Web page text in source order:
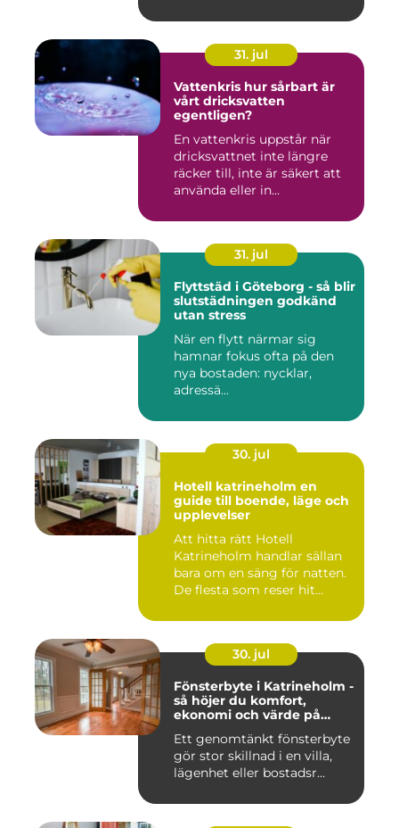
31. jul
Vattenkris hur sårbart är
vårt dricksvatten
egentligen?
En vattenkris uppstår när
dricksvattnet inte längre
räcker till, inte är säkert att
använda eller in...
31. jul
Flyttstäd i Göteborg - så blir
slutstädningen godkänd
utan stress
När en flytt närmar sig
hamnar fokus ofta på den
nya bostaden: nycklar,
adressä...
30. jul
Hotell katrineholm en
guide till boende, läge och
upplevelser
Att hitta rätt Hotell
Katrineholm handlar sällan
bara om en säng för natten.
De flesta som reser hit...
30. jul
Fönsterbyte i Katrineholm -
så höjer du komfort,
ekonomi och värde på
Ett genomtänkt fönsterbyte
gör stor skillnad i en villa,
lägenhet eller bostadsr...